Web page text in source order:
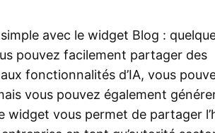
avec le widget Blog :
pouvez facilement partager des
fonctionnalités d’IA, vous
vous pouvez également
widget vous permet de partager